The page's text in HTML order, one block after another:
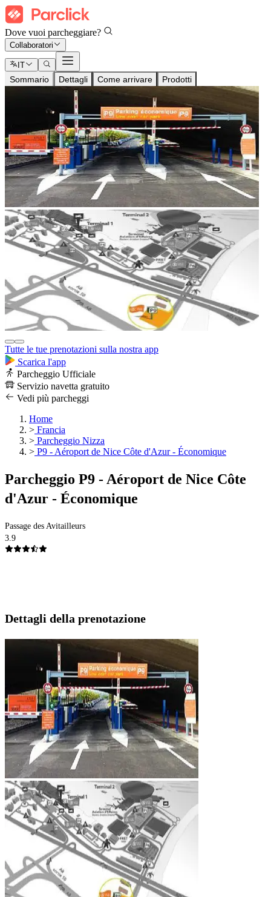
Dove vuoi parcheggiare?
Collaboratori
IT
Sommario Dettagli Come arrivare Prodotti
Tutte le tue prenotazioni sulla nostra app
Scarica l'app
Parcheggio Ufficiale
Servizio navetta gratuito
Vedi più parcheggi
Home
> Francia
> Parcheggio Nizza
> P9 - Aéroport de Nice Côte d'Azur - Économique
Parcheggio P9 - Aéroport de Nice Côte
d'Azur - Économique
Passage des Avitailleurs
3.9
Dettagli della prenotazione